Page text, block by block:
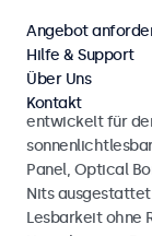
Monitore
Außenbereich
Wetterfeste
entwickelt für
Panel, Optical
Nits
Lesbarkeit ohne
Angebot
Hilfe & Support
Über Uns
Kontakt